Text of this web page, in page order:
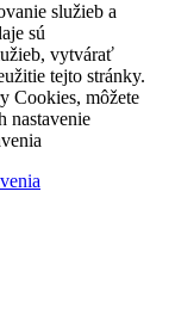
služieb a
sú
vytvárať
tejto stránky.
Cookies, môžete
nastavenie